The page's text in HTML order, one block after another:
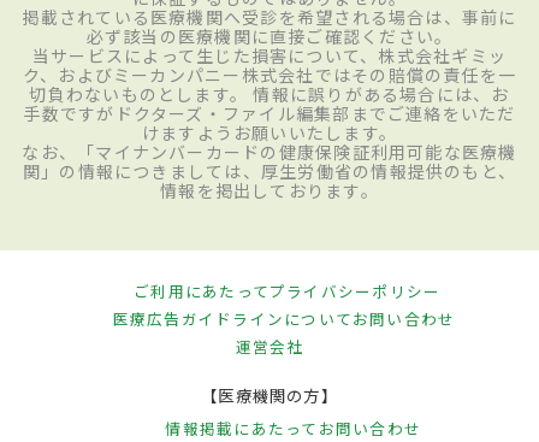
掲載されている医療機関へ受診を希望される場合は、事前に
必ず該当の医療機関に直接ご確認ください。
当サービスによって生じた損害について、株式会社ギミッ
ク、およびミーカンパニー株式会社ではその賠償の責任を一
切負わないものとします。 情報に誤りがある場合には、お
手数ですがドクターズ・ファイル編集部までご連絡をいただ
けますようお願いいたします。
なお、「マイナンバーカードの健康保険証利用可能な医療機
関」の情報につきましては、厚生労働省の情報提供のもと、
情報を掲出しております。
ご利用にあたってプライバシーポリシー
医療広告ガイドラインについてお問い合わせ
運営会社
【医療機関の方】
情報掲載にあたって お問い合わせ